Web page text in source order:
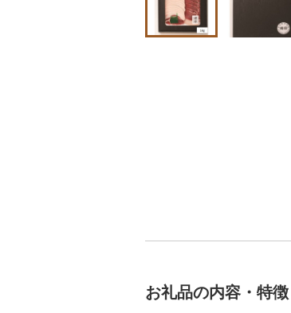
お礼品の内容・特徴